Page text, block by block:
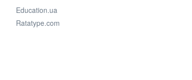
Education.ua
Ratatype.com